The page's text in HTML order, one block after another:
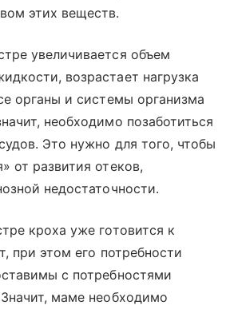
этих веществ.
увеличивается объем
возрастает нагрузка
органы и системы организма
необходимо позаботиться
Это нужно для того, чтобы
от развития отеков,
недостаточности.
кроха уже готовится к
при этом его потребности
с потребностями
маме необходимо